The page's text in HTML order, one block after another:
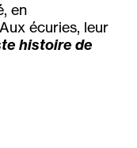
en
écuries, leur
histoire de